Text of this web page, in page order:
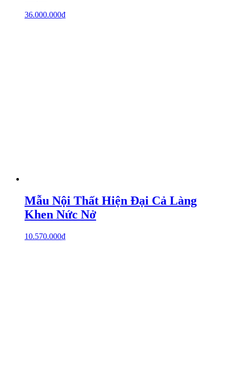
36.000.000₫
Mẫu Nội Thất Hiện Đại Cả Làng
Khen Nức Nở
10.570.000₫